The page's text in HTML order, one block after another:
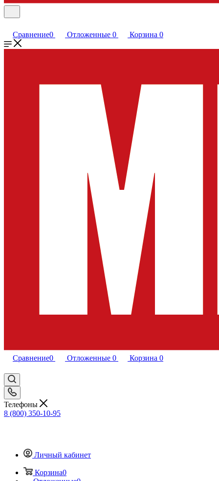
Сравнение0 Отложенные 0 Корзина 0
Сравнение0 Отложенные 0 Корзина 0
Телефоны
8 (800) 350-10-95
Личный кабинет
Корзина0